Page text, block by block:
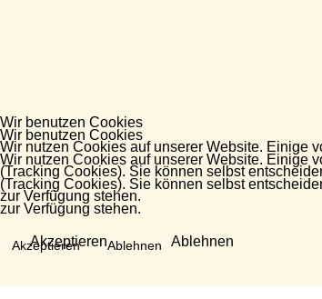
Wir benutzen Cookies
Wir nutzen Cookies auf unserer Website. Einige
(Tracking Cookies). Sie können selbst
zur Verfügung stehen.
Akzeptieren Ablehnen
Wir benutzen Cookies
Wir nutzen Cookies auf unserer Website. Einige
(Tracking Cookies). Sie können selbst
zur Verfügung stehen.
Akzeptieren Ablehnen